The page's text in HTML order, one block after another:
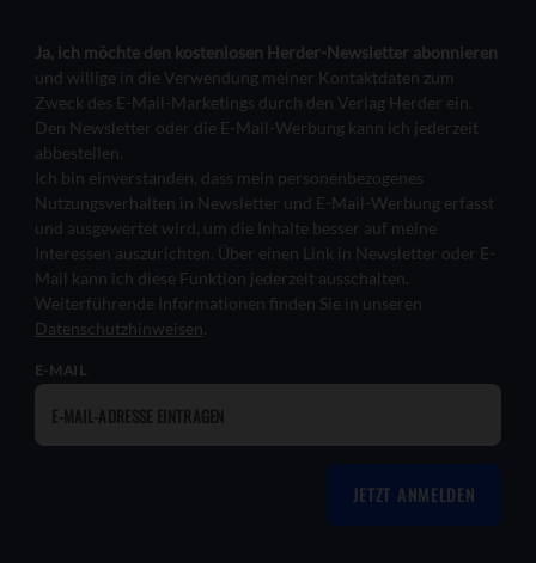
Ja, ich möchte den kostenlosen Herder-Newsletter abonnieren
und willige in die Verwendung meiner Kontaktdaten zum
Zweck des E-Mail-Marketings durch den Verlag Herder ein.
Den Newsletter oder die E-Mail-Werbung kann ich jederzeit
abbestellen.
Ich bin einverstanden, dass mein personenbezogenes
Nutzungsverhalten in Newsletter und E-Mail-Werbung erfasst
und ausgewertet wird, um die Inhalte besser auf meine
Interessen auszurichten. Über einen Link in Newsletter oder E-
Mail kann ich diese Funktion jederzeit ausschalten.
Weiterführende Informationen finden Sie in unseren
Datenschutzhinweisen
E-MAIL
JETZT ANMELDEN